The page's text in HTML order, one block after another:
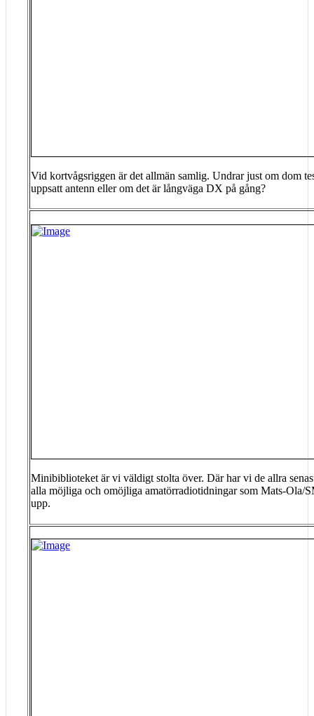
Vid kortvågsriggen är det allmän samlig. Undrar just om dom
uppsatt antenn eller om det är långväga DX på gång?
Minibiblioteket är vi väldigt stolta över. Där har vi de allra
alla möjliga och omöjliga amatörradiotidningar som Mats-Ola/
upp.